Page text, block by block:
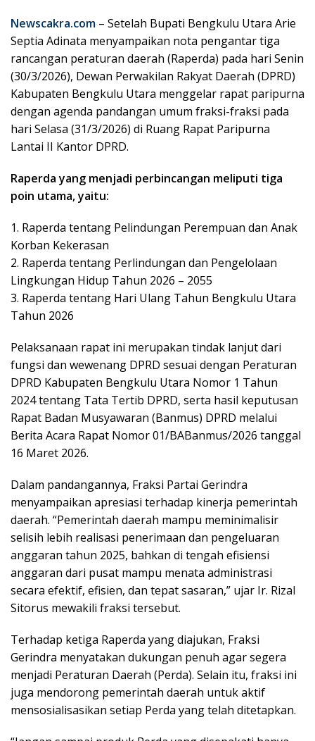
Newscakra.com – Setelah Bupati Bengkulu Utara Arie
Septia Adinata menyampaikan nota pengantar tiga
rancangan peraturan daerah (Raperda) pada hari Senin
(30/3/2026), Dewan Perwakilan Rakyat Daerah (DPRD)
Kabupaten Bengkulu Utara menggelar rapat paripurna
dengan agenda pandangan umum fraksi-fraksi pada
hari Selasa (31/3/2026) di Ruang Rapat Paripurna
Lantai II Kantor DPRD.
Raperda yang menjadi perbincangan meliputi tiga
poin utama, yaitu:
1. Raperda tentang Pelindungan Perempuan dan Anak
Korban Kekerasan
2. Raperda tentang Perlindungan dan Pengelolaan
Lingkungan Hidup Tahun 2026 – 2055
3. Raperda tentang Hari Ulang Tahun Bengkulu Utara
Tahun 2026
Pelaksanaan rapat ini merupakan tindak lanjut dari
fungsi dan wewenang DPRD sesuai dengan Peraturan
DPRD Kabupaten Bengkulu Utara Nomor 1 Tahun
2024 tentang Tata Tertib DPRD, serta hasil keputusan
Rapat Badan Musyawaran (Banmus) DPRD melalui
Berita Acara Rapat Nomor 01/BABanmus/2026 tanggal
16 Maret 2026.
Dalam pandangannya, Fraksi Partai Gerindra
menyampaikan apresiasi terhadap kinerja pemerintah
daerah. “Pemerintah daerah mampu meminimalisir
selisih lebih realisasi penerimaan dan pengeluaran
anggaran tahun 2025, bahkan di tengah efisiensi
anggaran dari pusat mampu menata administrasi
secara efektif, efisien, dan tepat sasaran,” ujar Ir. Rizal
Sitorus mewakili fraksi tersebut.
Terhadap ketiga Raperda yang diajukan, Fraksi
Gerindra menyatakan dukungan penuh agar segera
menjadi Peraturan Daerah (Perda). Selain itu, fraksi ini
juga mendorong pemerintah daerah untuk aktif
mensosialisasikan setiap Perda yang telah ditetapkan.